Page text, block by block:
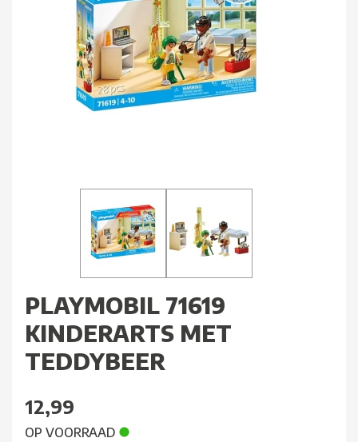
PLAYMOBIL 71619
KINDERARTS MET
TEDDYBEER
12,99
OP VOORRAAD